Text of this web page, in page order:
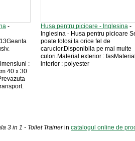
-
:
40 x 30
Husa pentru picioare - Inglesina -
Inglesina - Husa pentru picioare
poate folosi la orice fel de
carucior.Disponibila pe mai multe
culori.Material exterior :
interior : polyester
3 in 1 - Toilet Trainerin catalogul online de